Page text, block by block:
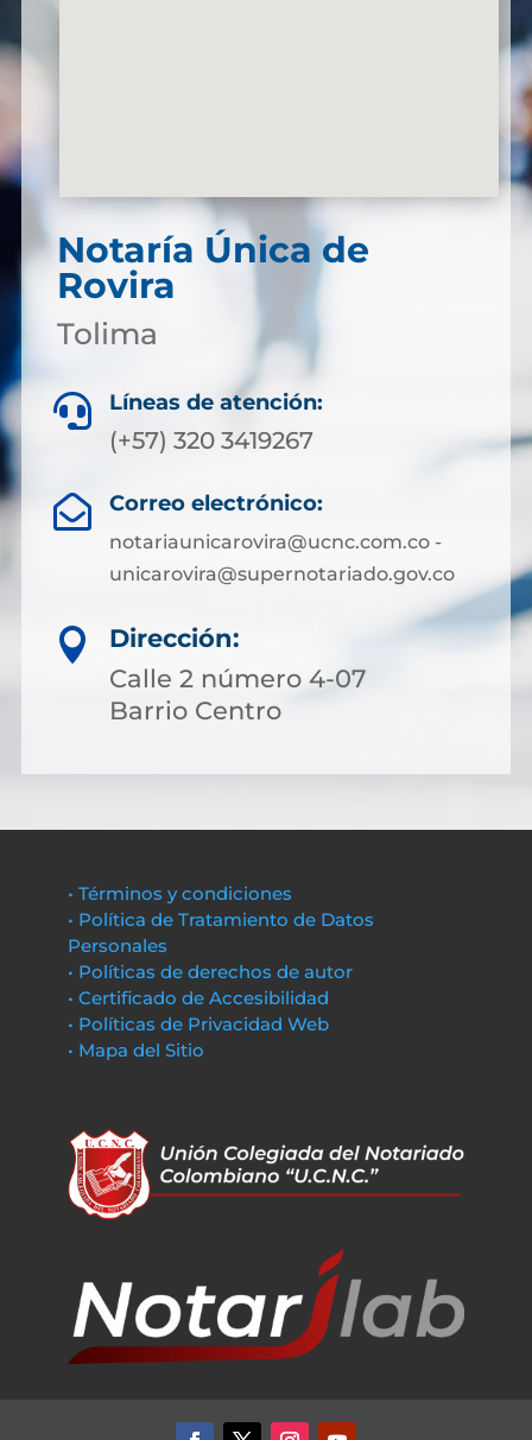
Notaría Única de
Rovira
Tolima
 Líneas de atención:
(+57) 320 3419267
 Correo electrónico:
notariaunicarovira@ucnc.com.co -
unicarovira@supernotariado.gov.co

Dirección:
Calle 2 número 4-07
Barrio Centro
• Términos y condiciones
• Política de Tratamiento de Datos
Personales
• Políticas de derechos de autor
• Certificado de Accesibilidad
• Políticas de Privacidad Web
• Mapa del Sitio